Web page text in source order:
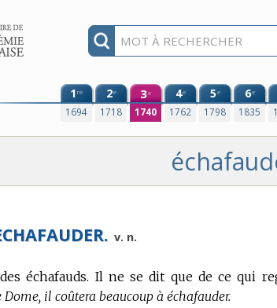
1re
1694
2e
1718
3e
1740
4e
1762
5e
1798
6e
1835
v. n.
échafauds. Il ne se dit que de ce qui
il coûtera beaucoup à échafauder.